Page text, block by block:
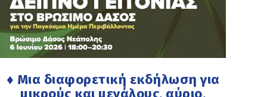
♦ Μια διαφορετική εκδήλωση για
μικρούς και μεγάλους, αύριο,